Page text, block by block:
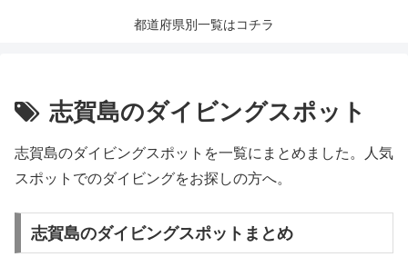
都道府県別一覧はコチラ
志賀島のダイビングスポット
志賀島のダイビングスポットを一覧にまとめました。人気
スポットでのダイビングをお探しの方へ。
志賀島のダイビングスポットまとめ